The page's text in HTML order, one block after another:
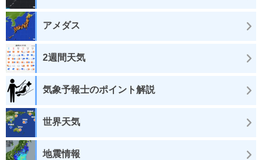
アメダス
2週間天気
気象予報士のポイント解説
世界天気
地震情報